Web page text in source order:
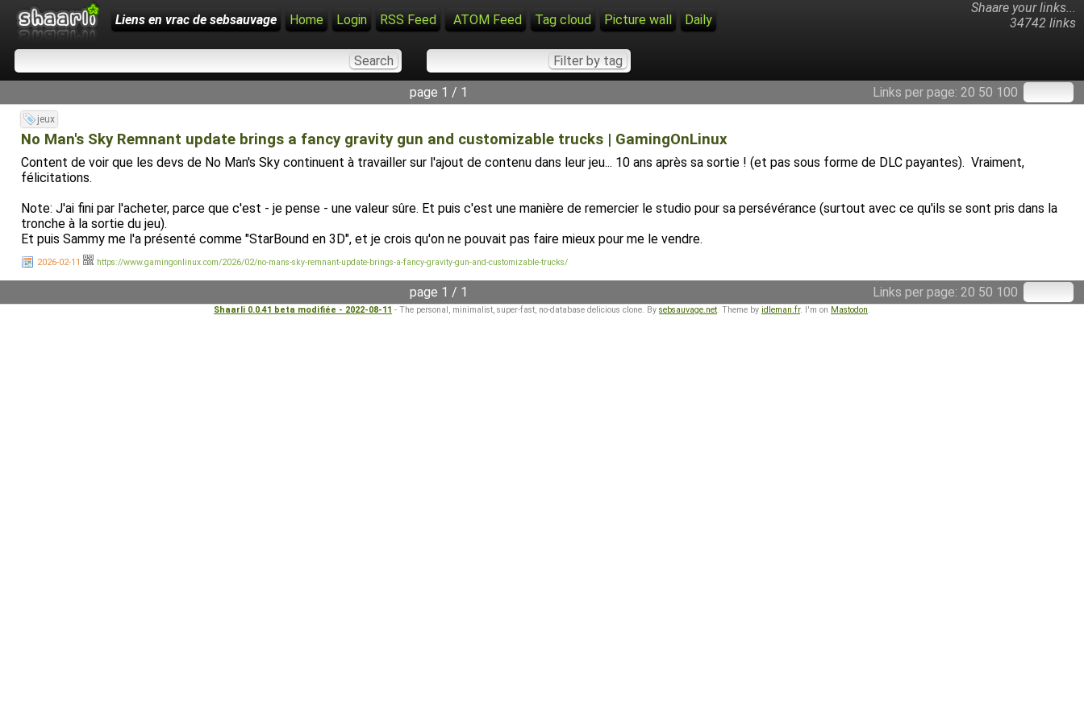
Shaare your links...
34742 links
Liens en vrac de sebsauvage Home Login RSS Feed ATOM Feed Tag cloud Picture wall Daily
Links per page: 20 50 100
page 1 / 1
jeux
No Man's Sky Remnant update brings a fancy gravity gun and customizable trucks | GamingOnLinux
Content de voir que les devs de No Man's Sky continuent à travailler sur l'ajout de contenu dans leur jeu... 10 ans après sa sortie ! (et pas sous forme de DLC payantes). Vraiment,
félicitations.
Note: J'ai fini par l'acheter, parce que c'est - je pense - une valeur sûre. Et puis c'est une manière de remercier le studio pour sa persévérance (surtout avec ce qu'ils se sont pris dans la
tronche à la sortie du jeu).
Et puis Sammy me l'a présenté comme "StarBound en 3D", et je crois qu'on ne pouvait pas faire mieux pour me le vendre.
2026-02-11 https://www.gamingonlinux.com/2026/02/no-mans-sky-remnant-update-brings-a-fancy-gravity-gun-and-customizable-trucks/
Links per page: 20 50 100
page 1 / 1
Shaarli 0.0.41 beta modifiée - 2022-08-11 - The personal, minimalist, super-fast, no-database delicious clone. By sebsauvage.net. Theme by idleman.fr. I'm on Mastodon.